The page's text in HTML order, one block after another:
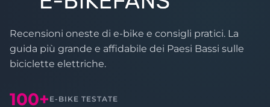
Recensioni oneste di e-bike e consigli pratici. La
guida più grande e affidabile dei Paesi Bassi sulle
biciclette elettriche.
100+ E-BIKE TESTATE